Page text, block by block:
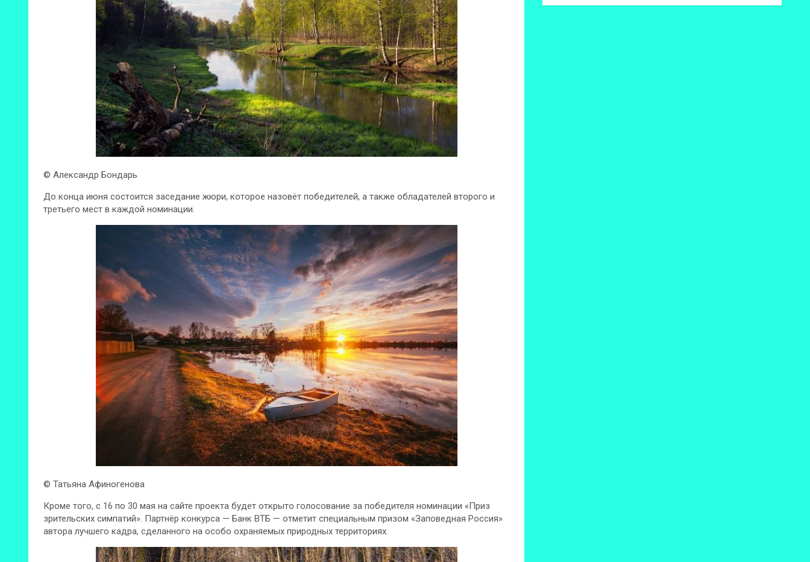
© Александр Бондарь
До конца июня состоится заседание жюри, которое назовёт победителей, а также обладателей второго и
третьего мест в каждой номинации.
© Татьяна Афиногенова
Кроме того, с 16 по 30 мая на сайте проекта будет открыто голосование за победителя номинации «Приз
зрительских симпатий». Партнёр конкурса — Банк ВТБ — отметит специальным призом «Заповедная Россия»
автора лучшего кадра, сделанного на особо охраняемых природных территориях.